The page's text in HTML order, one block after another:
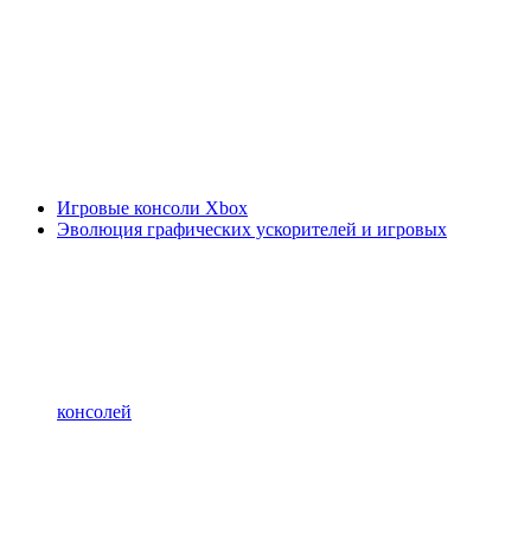
Игровые консоли Xbox
Эволюция графических ускорителей и игровых
консолей